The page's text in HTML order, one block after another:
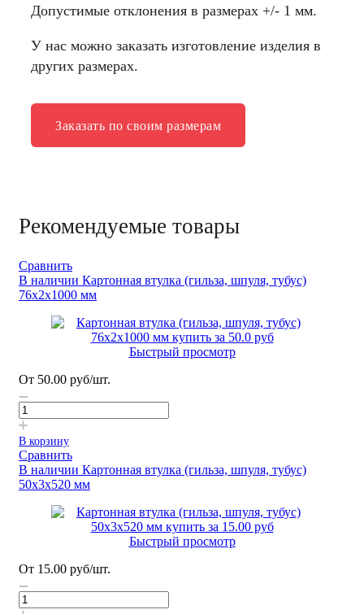
Допустимые отклонения в размерах +/- 1 мм.
У нас можно заказать изготовление изделия в
других размерах.
Заказать по своим размерам
Рекомендуемые товары
Сравнить
В наличии Картонная втулка (гильза, шпуля, тубус)
76х2х1000 мм
Быстрый просмотр
От 50.00 руб/шт.
В корзину
Сравнить
В наличии Картонная втулка (гильза, шпуля, тубус)
50х3х520 мм
Быстрый просмотр
От 15.00 руб/шт.